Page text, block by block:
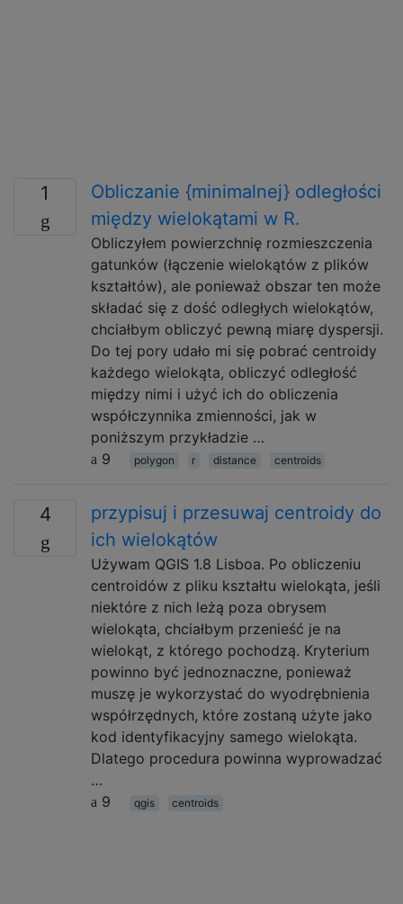
1
Obliczanie {minimalnej} odległości
między wielokątami w R.
Obliczyłem powierzchnię rozmieszczenia
gatunków (łączenie wielokątów z plików
kształtów), ale ponieważ obszar ten może
składać się z dość odległych wielokątów,
chciałbym obliczyć pewną miarę dyspersji.
Do tej pory udało mi się pobrać centroidy
każdego wielokąta, obliczyć odległość
między nimi i użyć ich do obliczenia
współczynnika zmienności, jak w
poniższym przykładzie …
9
polygon r distance centroids
4
przypisuj i przesuwaj centroidy do
ich wielokątów
Używam QGIS 1.8 Lisboa. Po obliczeniu
centroidów z pliku kształtu wielokąta, jeśli
niektóre z nich leżą poza obrysem
wielokąta, chciałbym przenieść je na
wielokąt, z którego pochodzą. Kryterium
powinno być jednoznaczne, ponieważ
muszę je wykorzystać do wyodrębnienia
współrzędnych, które zostaną użyte jako
kod identyfikacyjny samego wielokąta.
Dlatego procedura powinna wyprowadzać
…
9
qgis centroids